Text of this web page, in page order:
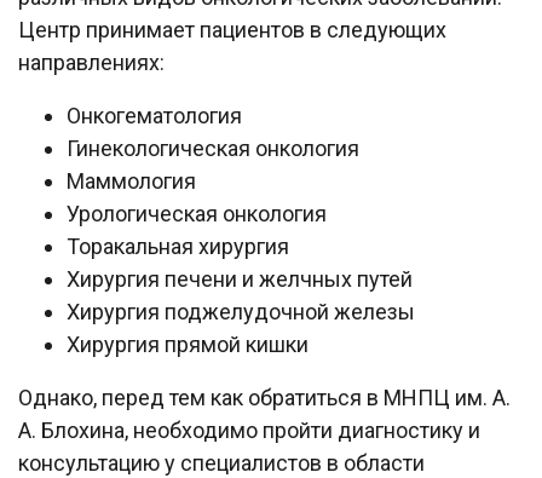
Центр принимает пациентов в следующих
направлениях:
Онкогематология
Гинекологическая онкология
Маммология
Урологическая онкология
Торакальная хирургия
Хирургия печени и желчных путей
Хирургия поджелудочной железы
Хирургия прямой кишки
Однако, перед тем как обратиться в МНПЦ им. А.
А. Блохина, необходимо пройти диагностику и
консультацию у специалистов в области